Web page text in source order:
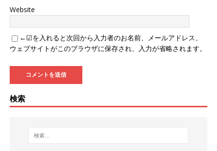
Website
←☑を入れると次回から入力者のお名前、メールアドレス、
ウェブサイトがこのブラウザに保存され、入力が省略されます。
検索